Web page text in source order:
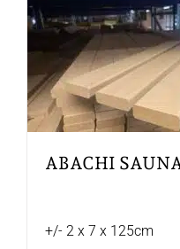
ABACHI
+/- 2 x 7 x 125cm